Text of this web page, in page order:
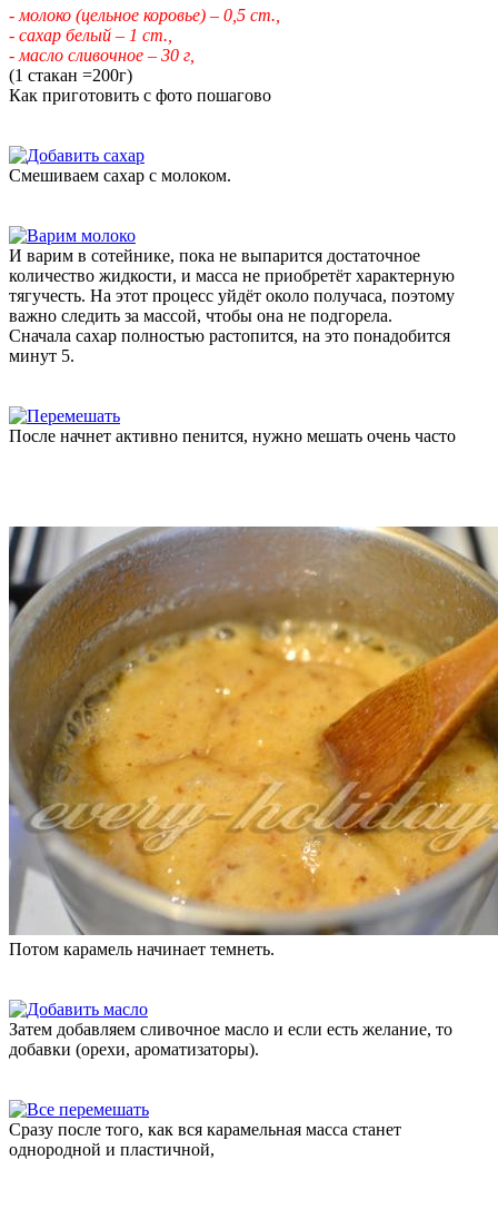
- молоко (цельное коровье) – 0,5 ст.,
- сахар белый – 1 ст.,
- масло сливочное – 30 г,
(1 стакан =200г)
Как приготовить с фото пошагово
Смешиваем сахар с молоком.
И варим в сотейнике, пока не выпарится достаточное
количество жидкости, и масса не приобретёт характерную
тягучесть. На этот процесс уйдёт около получаса, поэтому
важно следить за массой, чтобы она не подгорела.
Сначала сахар полностью растопится, на это понадобится
минут 5.
После начнет активно пенится, нужно мешать очень часто
Потом карамель начинает темнеть.
Затем добавляем сливочное масло и если есть желание, то
добавки (орехи, ароматизаторы).
Сразу после того, как вся карамельная масса станет
однородной и пластичной,